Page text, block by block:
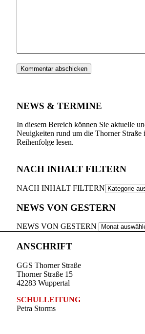
NEWS & TERMINE
In diesem Bereich können Sie aktuelle
Neuigkeiten rund um die Thorner Straße
Reihenfolge lesen.
NACH INHALT FILTERN
NACH INHALT FILTERN
NEWS VON GESTERN
NEWS VON GESTERN
ANSCHRIFT
GGS Thorner Straße
Thorner Straße 15
42283 Wuppertal
SCHULLEITUNG
Petra Storms